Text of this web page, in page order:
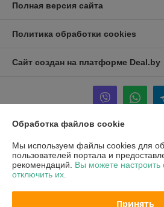
Полная версия сайта
Политика обработки cookies
Сайт создан на платформе Deal.by
Информация для покупателя
Юридическое лицо:ООО "ХОФМА"
220084, г. Минск, ул. Ф. Скорины 51, оф 302
Регистрационный номер ЕГР: 193780344
Обработка файлов cookie
Мы используем файлы cookies для
пользователей портала и
рекомендаций. Вы можете
отключить их.
Принять